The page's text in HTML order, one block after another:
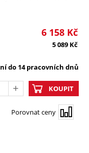
6 158 Kč
5 089 Kč
do 14 pracovních dnů
Porovnat ceny
KOUPIT